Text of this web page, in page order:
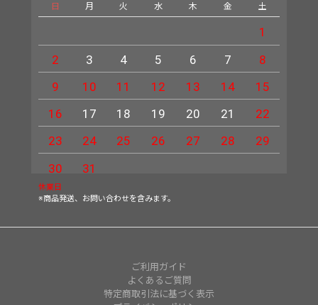
日 月 火 水 木 金 土
1
2
3 4 5 6 7
8
9
10 11 12 13 14
15
16
17 18 19 20 21
22
23
24 25 26 27 28
29
30
31
休業日
※商品発送、お問い合わせを含みます。
ご利用ガイド
よくあるご質問
特定商取引法に基づく表示